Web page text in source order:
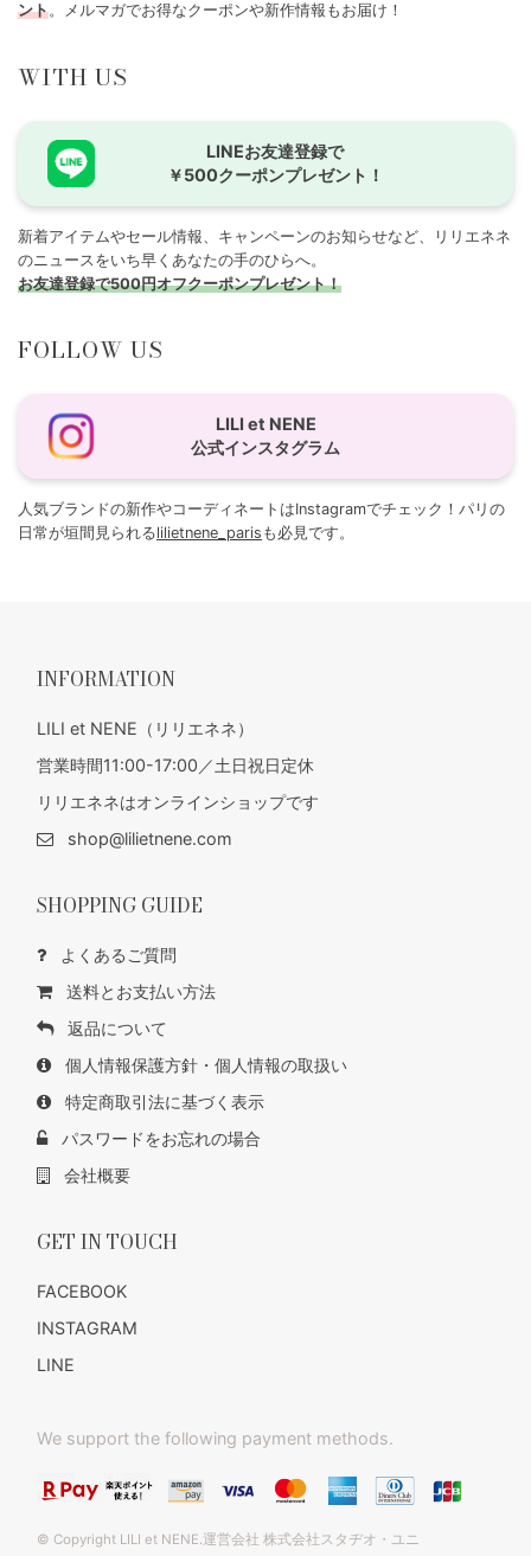
ント。メルマガでお得なクーポンや新作情報もお届け！
WITH US
LINEお友達登録で
￥500クーポンプレゼント！
新着アイテムやセール情報、キャンペーンのお知らせなど、リリエネネ
のニュースをいち早くあなたの手のひらへ。
お友達登録で500円オフクーポンプレゼント！
FOLLOW US
LILI et NENE
公式インスタグラム
人気ブランドの新作やコーディネートはInstagramでチェック！パリの
日常が垣間見られるlilietnene_paris も必見です。
INFORMATION
LILI et NENE（リリエネネ）
営業時間11:00-17:00／土日祝日定休
リリエネネはオンラインショップです
shop@lilietnene.com
SHOPPING GUIDE
よくあるご質問
送料とお支払い方法
返品について
個人情報保護方針・個人情報の取扱い
特定商取引法に基づく表示
パスワードをお忘れの場合
会社概要
GET IN TOUCH
FACEBOOK
INSTAGRAM
LINE
We support the following payment methods.
© Copyright LILI et NENE.運営会社 株式会社スタヂオ・ユニ